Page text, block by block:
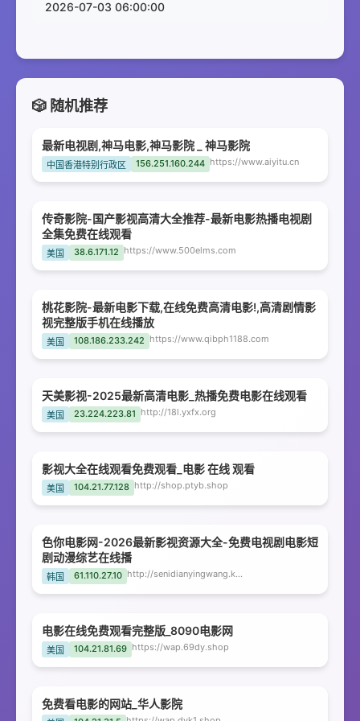
2026-07-03 06:00:00
🎲 随机推荐
最新电视剧,神马电影,神马影院 _ 神马影院
中国香港特别行政区 156.251.160.244 https://www.aiyitu.cn
传奇影院-国产影视高清大全推荐-最新电影热播电视剧
全集免费在线观看
美国 38.6.171.12 https://www.500elms.com
桃花影院-最新电影下载,在线免费高清电影!,高清剧情影
视完整版手机在线播放
美国 108.186.233.242 https://www.qibph1188.com
天美影视-2025最新高清电影_热播免费电影在线观看
美国 23.224.223.81 http://18l.yxfx.org
影视大全在线观看免费观看_电影 在线 观看
美国 104.21.77.128 http://shop.ptyb.shop
色你电影网-2026最新影视资源大全-免费电视剧电影短
剧动漫综艺在线播
韩国 61.110.27.10 http://senidianyingwang.kwdpet.com
电影在线免费观看完整版_8090电影网
美国 104.21.81.69 https://wap.69dy.shop
免费看电影的网站_华人影院